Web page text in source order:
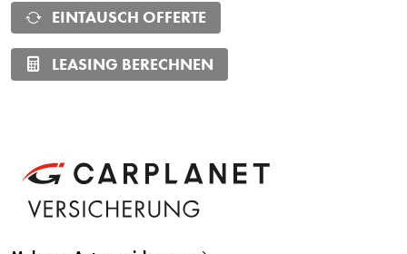
EINTAUSCH OFFERTE
LEASING BERECHNEN